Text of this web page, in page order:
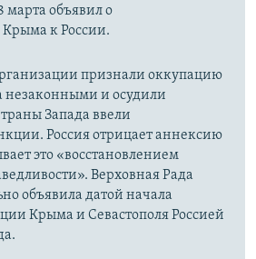
объявил о
к России.
признали оккупацию
и осудили
Запада ввели
Россия отрицает аннексию
это «восстановлением
Верховная Рада
объявила датой начала
Крыма и Севастополя Россией